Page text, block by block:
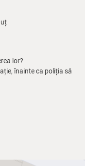
lor?
înainte ca poliția să
Gheorghiu